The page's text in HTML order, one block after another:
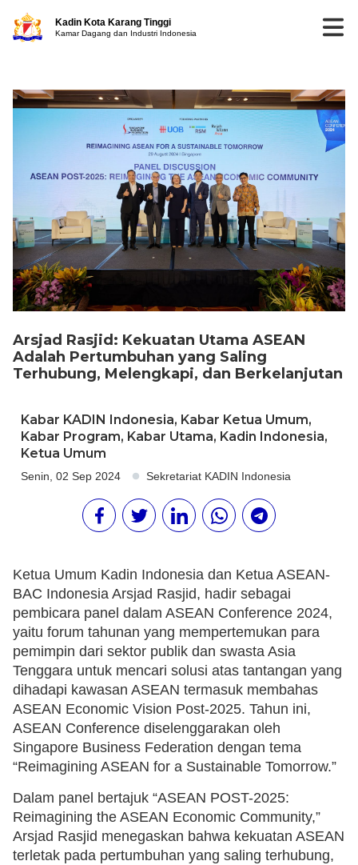
Kadin Kota Karang Tinggi
Kamar Dagang dan Industri Indonesia
Arsjad Rasjid: Kekuatan Utama ASEAN
Adalah Pertumbuhan yang Saling
Terhubung, Melengkapi, dan Berkelanjutan
Kabar KADIN Indonesia, Kabar Ketua Umum,
Kabar Program, Kabar Utama, Kadin Indonesia,
Ketua Umum
Senin, 02 Sep 2024 Sekretariat KADIN Indonesia
Ketua Umum Kadin Indonesia dan Ketua ASEAN-
BAC Indonesia Arsjad Rasjid, hadir sebagai
pembicara panel dalam ASEAN Conference 2024,
yaitu forum tahunan yang mempertemukan para
pemimpin dari sektor publik dan swasta Asia
Tenggara untuk mencari solusi atas tantangan yang
dihadapi kawasan ASEAN termasuk membahas
ASEAN Economic Vision Post-2025. Tahun ini,
ASEAN Conference diselenggarakan oleh
Singapore Business Federation dengan tema
“Reimagining ASEAN for a Sustainable Tomorrow.”
Dalam panel bertajuk “ASEAN POST-2025:
Reimagining the ASEAN Economic Community,”
Arsjad Rasjid menegaskan bahwa kekuatan ASEAN
terletak pada pertumbuhan yang saling terhubung,